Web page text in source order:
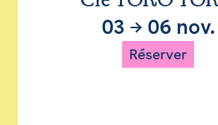
03 → 06 nov.
Réserver